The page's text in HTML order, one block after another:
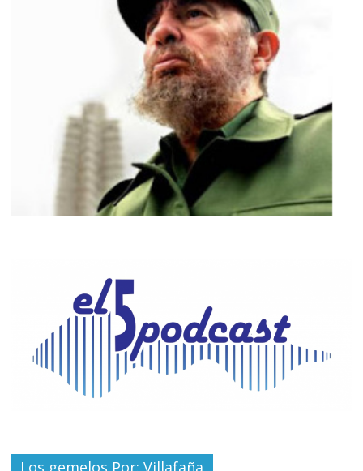
Los gemelos Por: Villafaña